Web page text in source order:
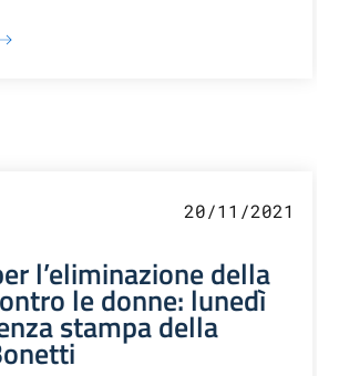
20/11/2021
l’eliminazione della
le donne: lunedì
stampa della